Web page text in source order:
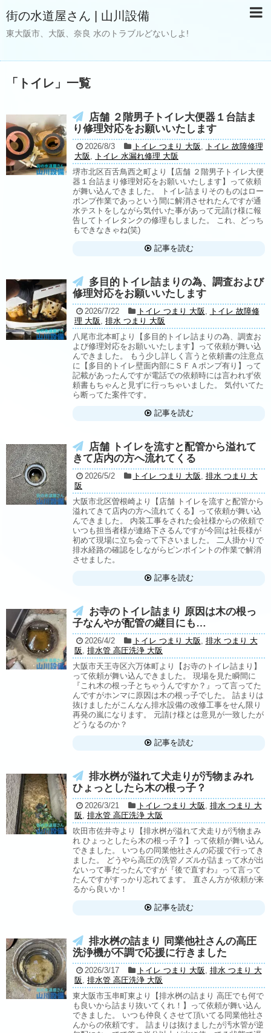
街の水道屋さん | 山川設備
東大阪市、大阪、奈良 水のトラブルどないしよ!
「 トイレ 」 一覧
店舗 ２階男子トイレ大便器１台詰ま
り修理対応をお願いいたします
2026/8/3 トイレ つまり 大阪
トイレ 故障修理
大阪
トイレ 水漏れ修理 大阪
堺市北区百舌鳥西之町より【店舗 ２階男子トイレ大便
器１台詰まり修理対応をお願いいたします】って依頼
が舞い込んできました。 トイレ詰まりそのものはロー
ポンプ作業であっという間に解消させれたんですが通
水テストをしながら気付いた事があって元請け様に報
告してトイレタンクの修理もしました。 これ、どっち
もできなきゃね(笑)
記事を読む
多目的トイレ詰まりの為、調査および
修理対応をお願いいたします
2026/7/22 トイレ つまり 大阪
トイレ 故障修
理 大阪 排水 つまり 大阪
八尾市北本町より【多目的トイレ詰まりの為、調査お
よび修理対応をお願いいたします】って依頼が舞い込
んできました。 もう少し詳しく言うと依頼書の注意点
に【多目的トイレ壁面内部にＳＦＡポンプ有り】って
記載があったんですが電話での依頼時には言われず依
頼書もちゃんと見ずに行っちゃいました。 気付いてた
ら断ってた案件です。
記事を読む
店舗 トイレを流すと配管から溢れて
きて店内の方へ流れてくる
2026/5/2 トイレ つまり 大阪 排水 つまり 大
阪
大阪市北区曽根崎より【店舗 トイレを流すと配管から
溢れてきて店内の方へ流れてくる】って依頼が舞い込
んできました。 内装工事をされた会社様からの依頼で
いつも担当者様が連絡下さるんですが今回は社長様が
初めて現場に立ち会って下さいました。 二人掛かりで
排水経路の確認をしながらピンポイントの作業で解消
させました。
記事を読む
お寺のトイレ詰まり 原因は木の根っ
子なんやが配管の継目にも…
2026/4/2 トイレ つまり 大阪 排水 つまり 大
阪 排水管 高圧洗浄 大阪
大阪市天王寺区六万体町より【お寺のトイレ詰まり】
って依頼が舞い込んできました。 現場を見た瞬間に
『これ木の根っ子とちゃうんですか？』って言ってた
んですがホンマに原因は木の根っ子でした。 詰まりは
抜けましたがこんなん排水設備の改修工事をせん限り
再発の嵐になります。 元請け様とは意見が一致したが
どうなるのか？
記事を読む
排水桝が溢れて犬走りが汚物まみれ
ひょっとしたら木の根っ子？
2026/3/21 トイレ つまり 大阪 排水 つまり 大
阪 排水管 高圧洗浄 大阪
吹田市佐井寺より【排水桝が溢れて犬走りが汚物まみ
れ ひょっとしたら木の根っ子？】って依頼が舞い込ん
できました。 いつもの同業他社さんの応援で行ってき
ました。 どうやら高圧の洗管ノズルが詰まって水が出
ないって事だったんですが『後で直すわ』って言って
たんですがすっかり忘れてます。 直さん方が依頼が来
るから良いか！
記事を読む
排水桝の詰まり 同業他社さんの高圧
洗浄機が不調で応援に行きました
2026/3/17 トイレ つまり 大阪 排水 つまり 大
阪 排水管 高圧洗浄 大阪
東大阪市玉串町東より【排水桝の詰まり 高圧でも何で
も良いから詰まり抜いてくれ！】って依頼が舞い込ん
できました。 いつも仲良くさせて頂いてる同業他社さ
んからの依頼です。 詰まりは抜けましたが汚水管が逆